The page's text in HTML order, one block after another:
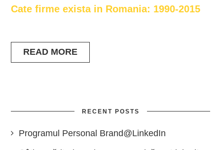
Cate firme exista in Romania: 1990-2015
READ MORE
RECENT POSTS
Programul Personal Brand@LinkedIn